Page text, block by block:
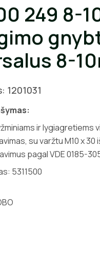
249 8-
8-
1201031
ir lygiagretiems
su varžtu M10 x
pagal VDE 0185-
5311500